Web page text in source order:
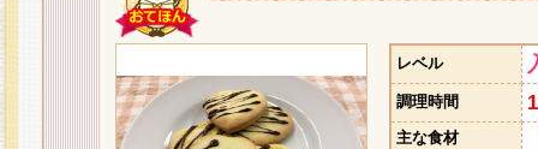
レベル
調理時間
主な食材